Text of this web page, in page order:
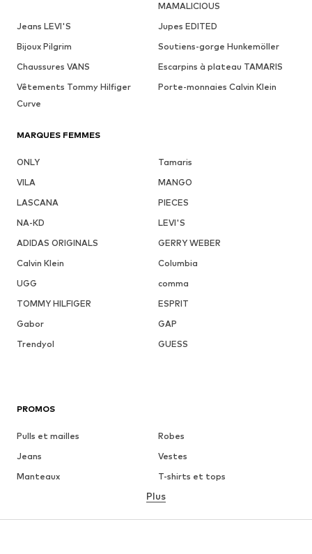
MAMALICIOUS
Jeans LEVI'S
Jupes EDITED
Bijoux Pilgrim
Soutiens-gorge Hunkemöller
Chaussures VANS
Escarpins à plateau TAMARIS
Vêtements Tommy Hilfiger
Curve
Porte-monnaies Calvin Klein
MARQUES FEMMES
ONLY
Tamaris
VILA
MANGO
LASCANA
PIECES
NA-KD
LEVI'S
ADIDAS ORIGINALS
GERRY WEBER
Calvin Klein
Columbia
UGG
comma
TOMMY HILFIGER
ESPRIT
Gabor
GAP
Trendyol
GUESS
PROMOS
Pulls et mailles
Robes
Jeans
Vestes
Manteaux
T-shirts et tops
Lingerie
Jupes
Blouses et tuniques
Plus